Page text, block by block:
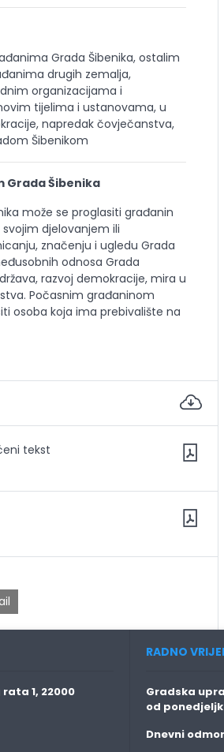
Grada Šibenika, ostalim
drugih zemalja,
organizacijama i
tijelima i ustanovama, u
napredak čovječanstva,
Šibenikom
Grada Šibenika
može se proglasiti građanin
svojim djelovanjem ili
značenju i ugledu Grada
odnosa Grada
razvoj demokracije, mira u
Počasnim građaninom
osoba koja ima prebivalište na
tekst
1, 22000
RADNO
Gradska
od
Dnevni